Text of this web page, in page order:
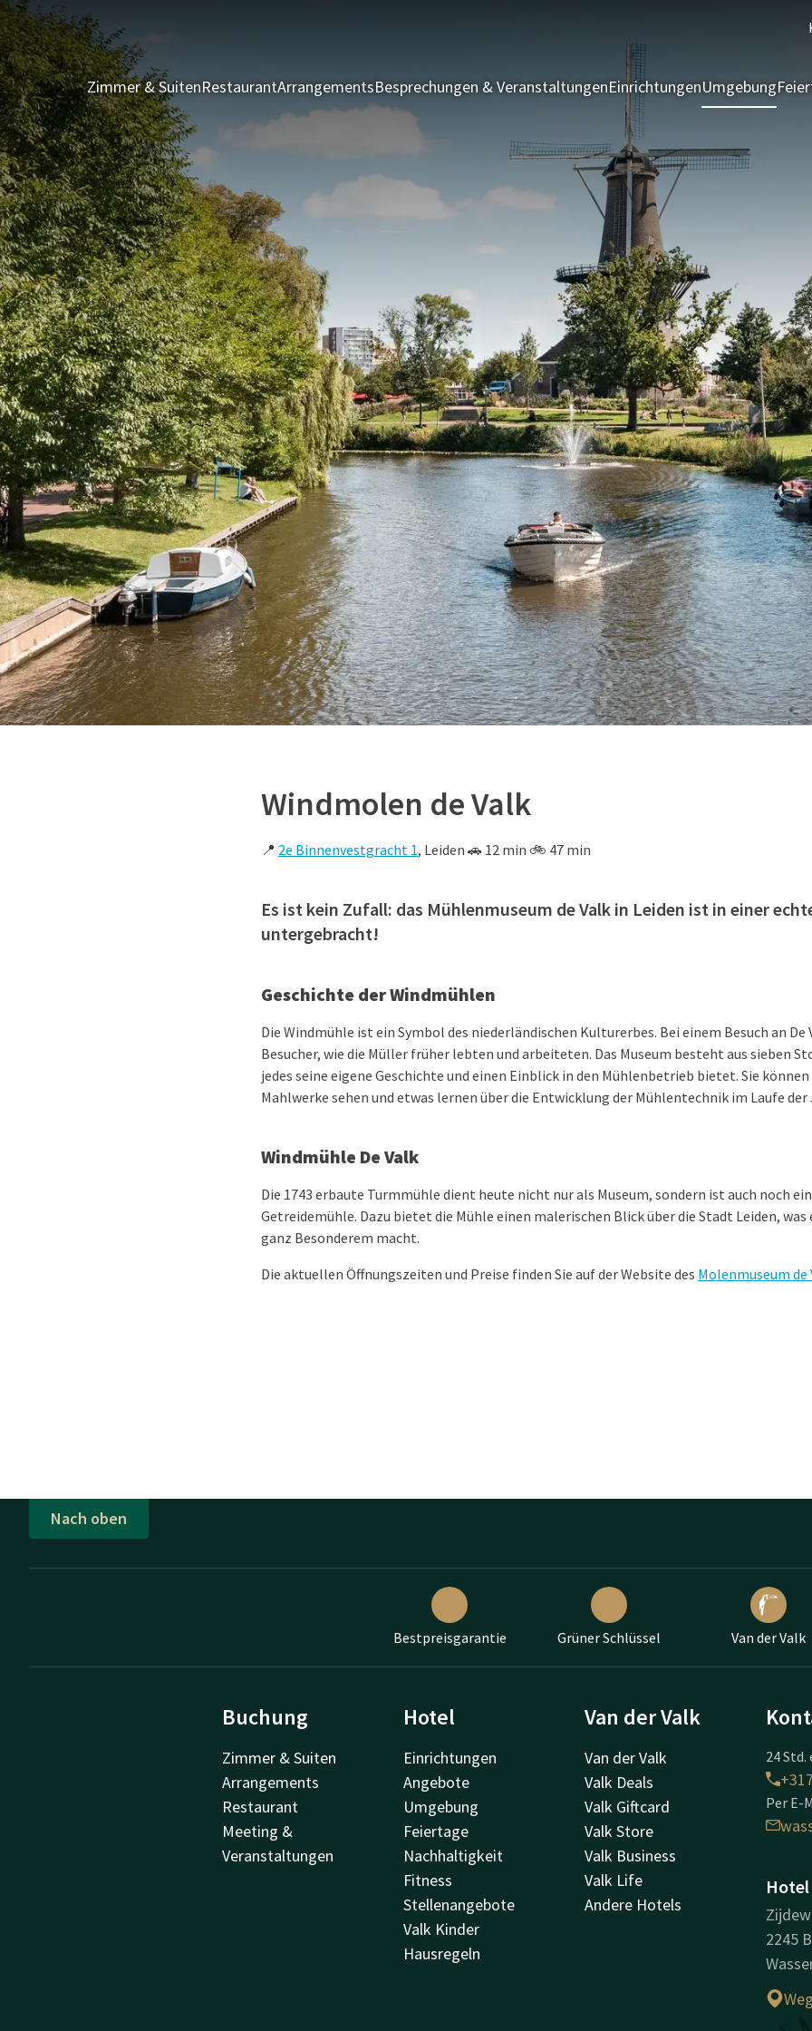
Zimmer & SuitenRestaurantArrangementsBesprechungen & VeranstaltungenEinrichtungenUmgebung
Windmolen de Valk
📍 2e Binnenvestgracht 1, Leiden 🚗 12 min 🚲 47 min
Es ist kein Zufall: das Mühlenmuseum de Valk in Leiden ist in einer
untergebracht!
Geschichte der Windmühlen
Die Windmühle ist ein Symbol des niederländischen Kulturerbes. Bei einem Besuch an De
Besucher, wie die Müller früher lebten und arbeiteten. Das Museum besteht aus sieben
jedes seine eigene Geschichte und einen Einblick in den Mühlenbetrieb bietet. Sie
Mahlwerke sehen und etwas lernen über die Entwicklung der Mühlentechnik im Laufe
Windmühle De Valk
Die 1743 erbaute Turmmühle dient heute nicht nur als Museum, sondern ist auch noch
Getreidemühle. Dazu bietet die Mühle einen malerischen Blick über die Stadt Leiden, was
ganz Besonderem macht.
Die aktuellen Öffnungszeiten und Preise finden Sie auf der Website des Molenmuseum de
Nach oben
Bestpreisgarantie Grüner Schlüssel Van der Valk
Buchung
Zimmer & Suiten
Arrangements
Restaurant
Meeting &
Veranstaltungen
Hotel
Einrichtungen
Angebote
Umgebung
Feiertage
Nachhaltigkeit
Fitness
Stellenangebote
Valk Kinder
Hausregeln
Van der Valk
Van der Valk
Valk Deals
Valk Giftcard
Valk Store
Valk Business
Valk Life
Andere Hotels
24
Per E-
Hotel
2245